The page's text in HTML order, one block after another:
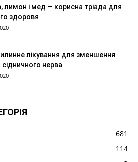
лимон і мед — корисна тріада для
здоровя
лікування для зменшення
нерва
681
114